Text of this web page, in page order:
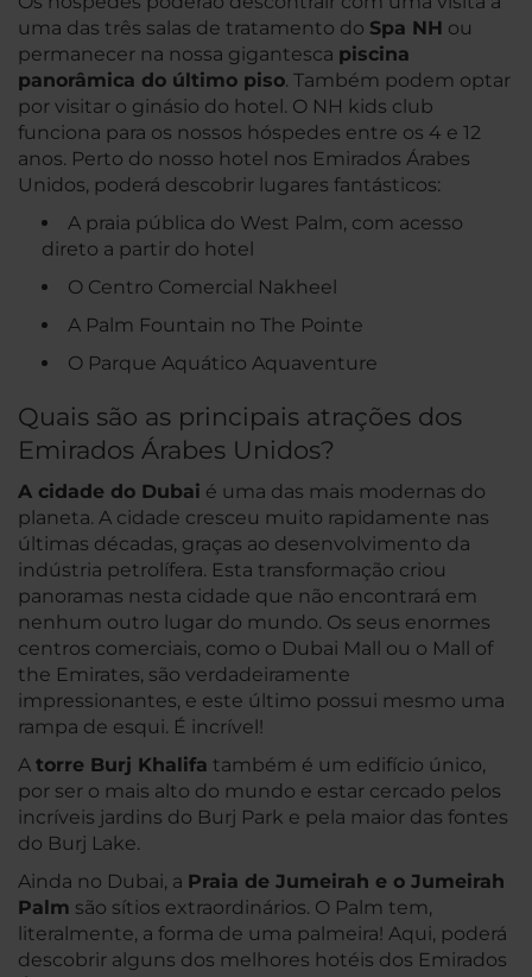
uma das três salas de tratamento do Spa NH ou
permanecer na nossa gigantesca piscina
panorâmica do último piso. Também podem optar
por visitar o ginásio do hotel. O NH kids club
funciona para os nossos hóspedes entre os 4 e 12
anos. Perto do nosso hotel nos Emirados Árabes
Unidos, poderá descobrir lugares fantásticos:
A praia pública do West Palm, com acesso
direto a partir do hotel
O Centro Comercial Nakheel
A Palm Fountain no The Pointe
O Parque Aquático Aquaventure
Quais são as principais atrações dos
Emirados Árabes Unidos?
A cidade do Dubai é uma das mais modernas do
planeta. A cidade cresceu muito rapidamente nas
últimas décadas, graças ao desenvolvimento da
indústria petrolífera. Esta transformação criou
panoramas nesta cidade que não encontrará em
nenhum outro lugar do mundo. Os seus enormes
centros comerciais, como o Dubai Mall ou o Mall of
the Emirates, são verdadeiramente
impressionantes, e este último possui mesmo uma
rampa de esqui. É incrível!
A torre Burj Khalifa também é um edifício único,
por ser o mais alto do mundo e estar cercado pelos
incríveis jardins do Burj Park e pela maior das fontes
do Burj Lake.
Ainda no Dubai, a Praia de Jumeirah e o Jumeirah
Palm são sítios extraordinários. O Palm tem,
literalmente, a forma de uma palmeira! Aqui, poderá
descobrir alguns dos melhores hotéis dos Emirados